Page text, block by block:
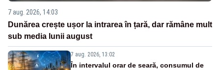
7 aug. 2026, 14:03
Dunărea crește ușor la intrarea în țară, dar rămâne mult
sub media lunii august
7 aug. 2026, 13:02
În intervalul orar de seară, consumul de